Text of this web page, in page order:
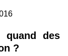
des
?